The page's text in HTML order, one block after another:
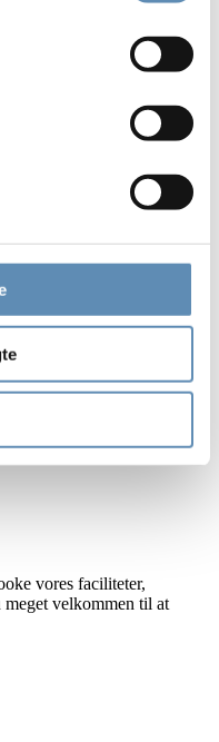
vores faciliteter,
meget velkommen til at